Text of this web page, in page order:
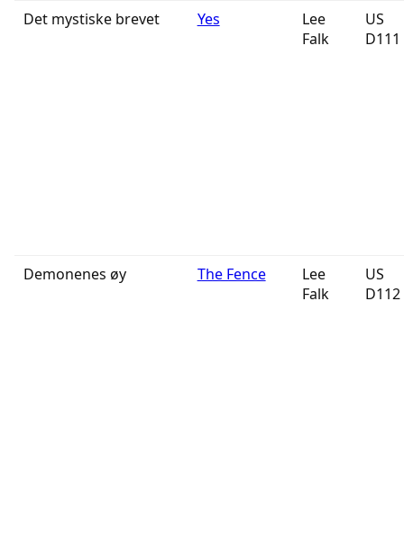
Det mystiske brevet Yes
Lee
Falk
US
D111
Demonenes øy The Fence
Lee
Falk
US
D112